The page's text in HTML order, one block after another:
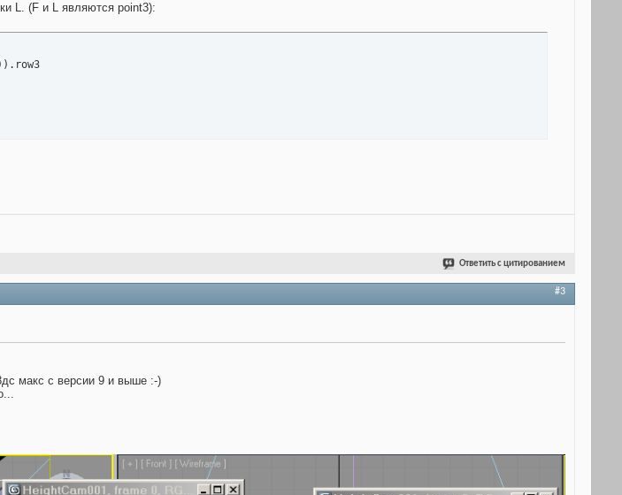
L. (F и L являются point3):
Ответить с цитированием
#3
макс с версии 9 и выше :-)